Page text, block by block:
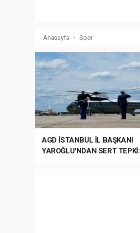
Anasayfa Spor
AGD İSTANBUL İL BAŞKANI
YAROĞLU'NDAN SERT TEPKİ: